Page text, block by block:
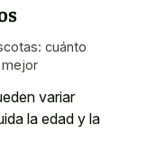
cuánto
variar
la edad y la